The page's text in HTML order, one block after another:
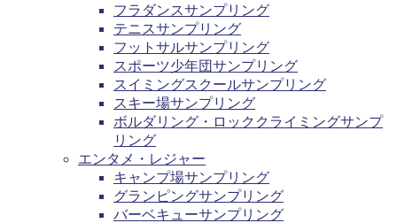
フラダンスサンプリング
テニスサンプリング
フットサルサンプリング
スポーツ少年団サンプリング
スイミングスクールサンプリング
スキー場サンプリング
ボルダリング・ロッククライミングサンプ
リング
エンタメ・レジャー
キャンプ場サンプリング
グランピングサンプリング
バーベキューサンプリング